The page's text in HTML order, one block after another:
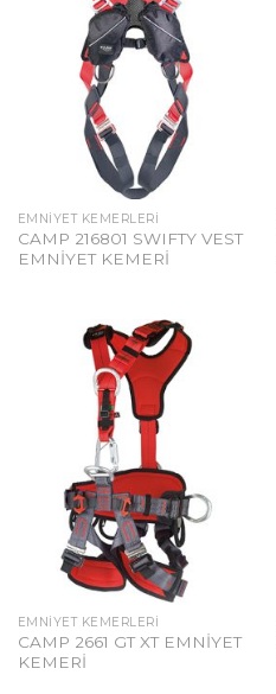
EMNIYET KEMERLERI
CAMP 216801 SWIFTY VEST
EMNİYET KEMERİ
EMNIYET KEMERLERI
CAMP 2661 GT XT EMNİYET
KEMERİ